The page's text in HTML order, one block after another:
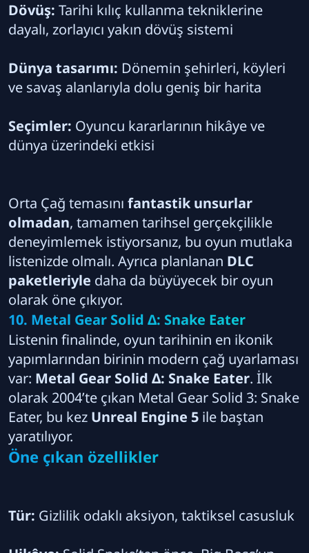
Dövüş: Tarihi kılıç kullanma tekniklerine
dayalı, zorlayıcı yakın dövüş sistemi
Dünya tasarımı: Dönemin şehirleri, köyleri
ve savaş alanlarıyla dolu geniş bir harita
Seçimler: Oyuncu kararlarının hikâye ve
dünya üzerindeki etkisi
Orta Çağ temasını fantastik unsurlar
olmadan, tamamen tarihsel gerçekçilikle
deneyimlemek istiyorsanız, bu oyun mutlaka
listenizde olmalı. Ayrıca planlanan DLC
paketleriyle daha da büyüyecek bir oyun
olarak öne çıkıyor.
10. Metal Gear Solid Δ: Snake Eater
Listenin finalinde, oyun tarihinin en ikonik
yapımlarından birinin modern çağ uyarlaması
var: Metal Gear Solid Δ: Snake Eater. İlk
olarak 2004’te çıkan Metal Gear Solid 3: Snake
Eater, bu kez Unreal Engine 5 ile baştan
yaratılıyor.
Öne çıkan özellikler
Tür: Gizlilik odaklı aksiyon, taktiksel casusluk